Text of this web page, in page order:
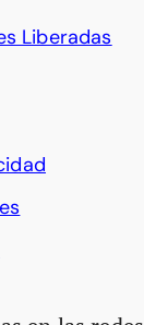
Liberadas